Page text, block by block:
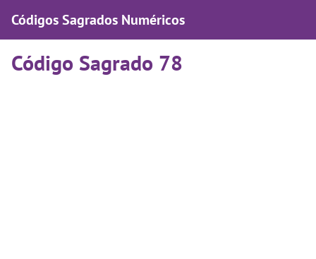
Códigos Sagrados Numéricos
Código Sagrado 78